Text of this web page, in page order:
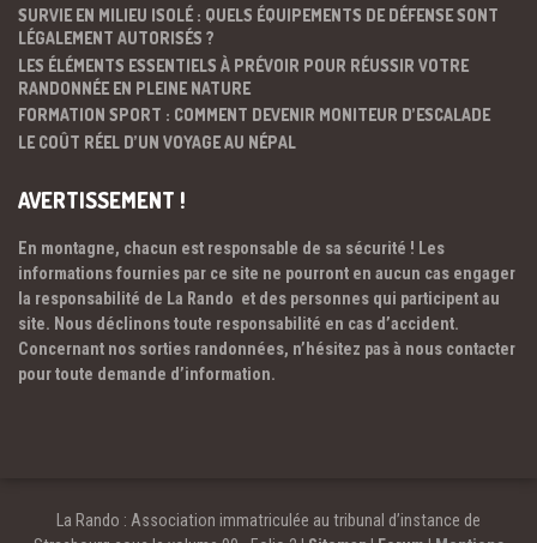
SURVIE EN MILIEU ISOLÉ : QUELS ÉQUIPEMENTS DE DÉFENSE SONT
LÉGALEMENT AUTORISÉS ?
LES ÉLÉMENTS ESSENTIELS À PRÉVOIR POUR RÉUSSIR VOTRE
RANDONNÉE EN PLEINE NATURE
FORMATION SPORT : COMMENT DEVENIR MONITEUR D’ESCALADE
LE COÛT RÉEL D’UN VOYAGE AU NÉPAL
AVERTISSEMENT !
En montagne, chacun est responsable de sa sécurité ! Les
informations fournies par ce site ne pourront en aucun cas engager
la responsabilité de La Rando et des personnes qui participent au
site. Nous déclinons toute responsabilité en cas d’accident.
Concernant nos sorties randonnées, n’hésitez pas à nous contacter
pour toute demande d’information.
La Rando : Association immatriculée au tribunal d’instance de